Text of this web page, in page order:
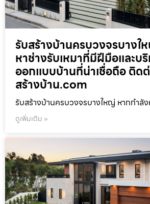
รับสร้างบ้านครบวงจรบางใ
หาช่างรับเหมาที่มีฝีมือและบ
ออกแบบบ้านที่น่าเชื่อถือ ติด
สร้างบ้าน.com
รับสร้างบ้านครบวงจรบางใหญ่ หากกำลัง
ดูเพิ่มเติม »